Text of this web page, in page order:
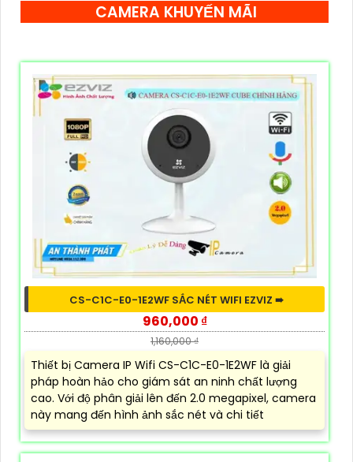
CAMERA KHUYẾN MÃI
CS-C1C-E0-1E2WF SẮC NÉT WIFI EZVIZ ➠
960,000 ₫
1,160,000 ₫
Thiết bị Camera IP Wifi CS-C1C-E0-1E2WF là giải
pháp hoàn hảo cho giám sát an ninh chất lượng
cao. Với độ phân giải lên đến 2.0 megapixel, camera
này mang đến hình ảnh sắc nét và chi tiết